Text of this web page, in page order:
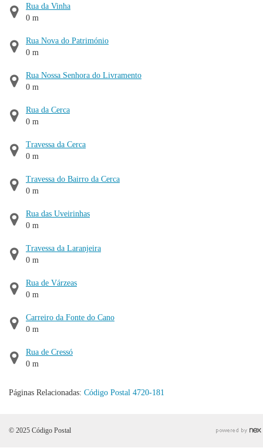
Rua da Vinha
0 m
Rua Nova do Património
0 m
Rua Nossa Senhora do Livramento
0 m
Rua da Cerca
0 m
Travessa da Cerca
0 m
Travessa do Bairro da Cerca
0 m
Rua das Uveirinhas
0 m
Travessa da Laranjeira
0 m
Rua de Várzeas
0 m
Carreiro da Fonte do Cano
0 m
Rua de Cressó
0 m
Páginas Relacionadas: Código Postal 4720-181
© 2025 Código Postal